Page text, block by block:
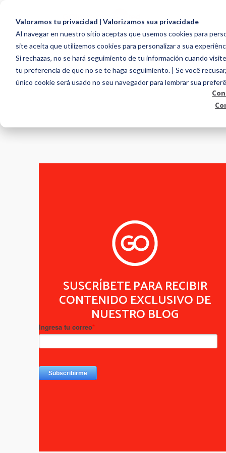
Valoramos tu privacidad | Valorizamos sua privacidade
Al navegar en nuestro sitio aceptas que usemos cookies para
site aceita que utilizemos cookies para personalizar a sua
Si rechazas, no se hará seguimiento de tu información cuando
tu preferencia de que no se te haga seguimiento. | Se você
único cookie será usado no seu navegador para lembrar sua
EMPLOYEE
SUSCRÍBETE PARA RECIBIR
CONTENIDO EXCLUSIVO DE
NUESTRO BLOG